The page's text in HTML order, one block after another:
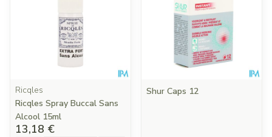
Ricqles
Ricqles Spray Buccal Sans
Alcool 15ml
13,18 €
Shur Caps 12